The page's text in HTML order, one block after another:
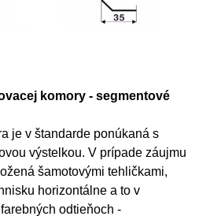
komory - segmentové
je v štandarde ponúkaná s
výstelkou. V prípade záujmu
šamotovými tehličkami,
horizontálne a to v
odtieňoch -